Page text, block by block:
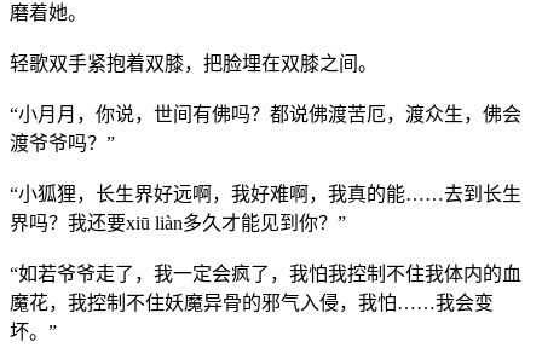
磨着她。
轻歌双手紧抱着双膝，把脸埋在双膝之间。
“小月月，你说，世间有佛吗？都说佛渡苦厄，渡众生，佛会
渡爷爷吗？”
“小狐狸，长生界好远啊，我好难啊，我真的能……去到长生
界吗？我还要xiū liàn多久才能见到你？”
“如若爷爷走了，我一定会疯了，我怕我控制不住我体内的血
魔花，我控制不住妖魔异骨的邪气入侵，我怕……我会变
坏。”